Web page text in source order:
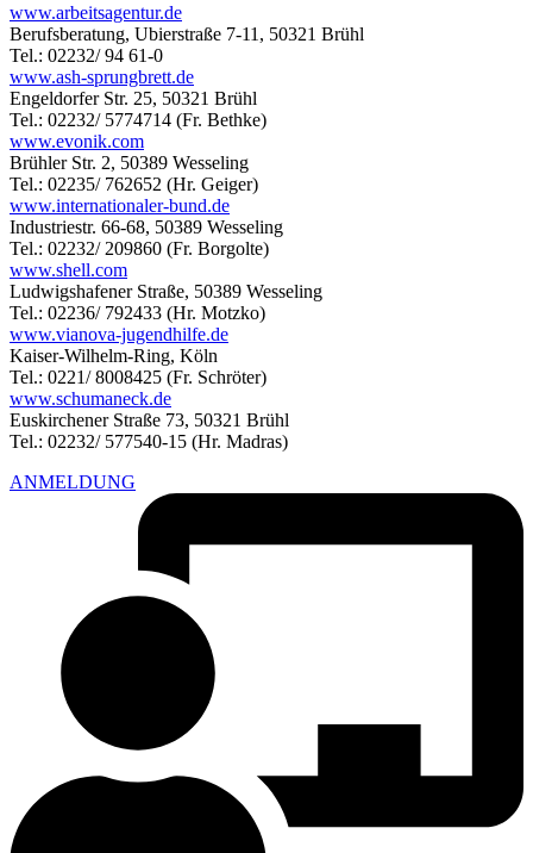
www.arbeitsagentur.de
Berufsberatung, Ubierstraße 7-11, 50321 Brühl
Tel.: 02232/ 94 61-0
www.ash-sprungbrett.de
Engeldorfer Str. 25, 50321 Brühl
Tel.: 02232/ 5774714 (Fr. Bethke)
www.evonik.com
Brühler Str. 2, 50389 Wesseling
Tel.: 02235/ 762652 (Hr. Geiger)
www.internationaler-bund.de
Industriestr. 66-68, 50389 Wesseling
Tel.: 02232/ 209860 (Fr. Borgolte)
www.shell.com
Ludwigshafener Straße, 50389 Wesseling
Tel.: 02236/ 792433 (Hr. Motzko)
www.vianova-jugendhilfe.de
Kaiser-Wilhelm-Ring, Köln
Tel.: 0221/ 8008425 (Fr. Schröter)
www.schumaneck.de
Euskirchener Straße 73, 50321 Brühl
Tel.: 02232/ 577540-15 (Hr. Madras)
ANMELDUNG